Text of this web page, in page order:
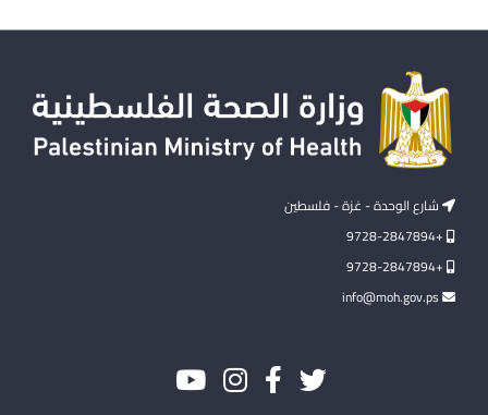
شارع الوحدة - غزة - فلسطين
+9728-2847894
+9728-2847894